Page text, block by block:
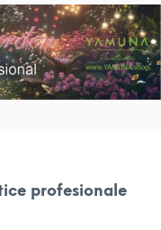
profesionale